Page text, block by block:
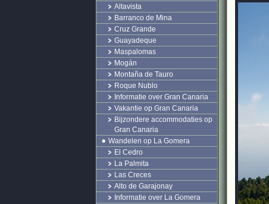
Altavista
Barranco de Mina
Cruz Grande
Guayadeque
Maspalomas
Mogán
Montaña de Tauro
Roque Nublo
Informatie over Gran Canaria
Vakantie op Gran Canaria
Bijzondere accommodaties op
Gran Canaria
Wandelen op La Gomera
El Cedro
La Palmita
Las Creces
Alto de Garajonay
Informatie over La Gomera